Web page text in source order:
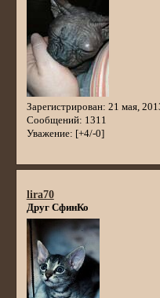
Зарегистрирован: 21 мая,
Сообщений: 1311
Уважение: [+4/-0]
lira70
Друг СфинКо